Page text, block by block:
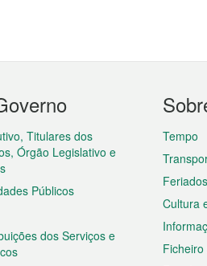
Titulares dos
Órgão Legislativo e
Públicos
dos Serviços e
Tempo
Feriados
Cultura